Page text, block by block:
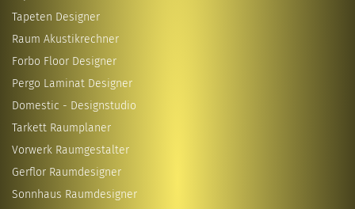
Tapeten Designer
Raum Akustikrechner
Forbo Floor Designer
Pergo Laminat Designer
Domestic - Designstudio
Tarkett Raumplaner
Vorwerk Raumgestalter
Gerflor Raumdesigner
Sonnhaus Raumdesigner